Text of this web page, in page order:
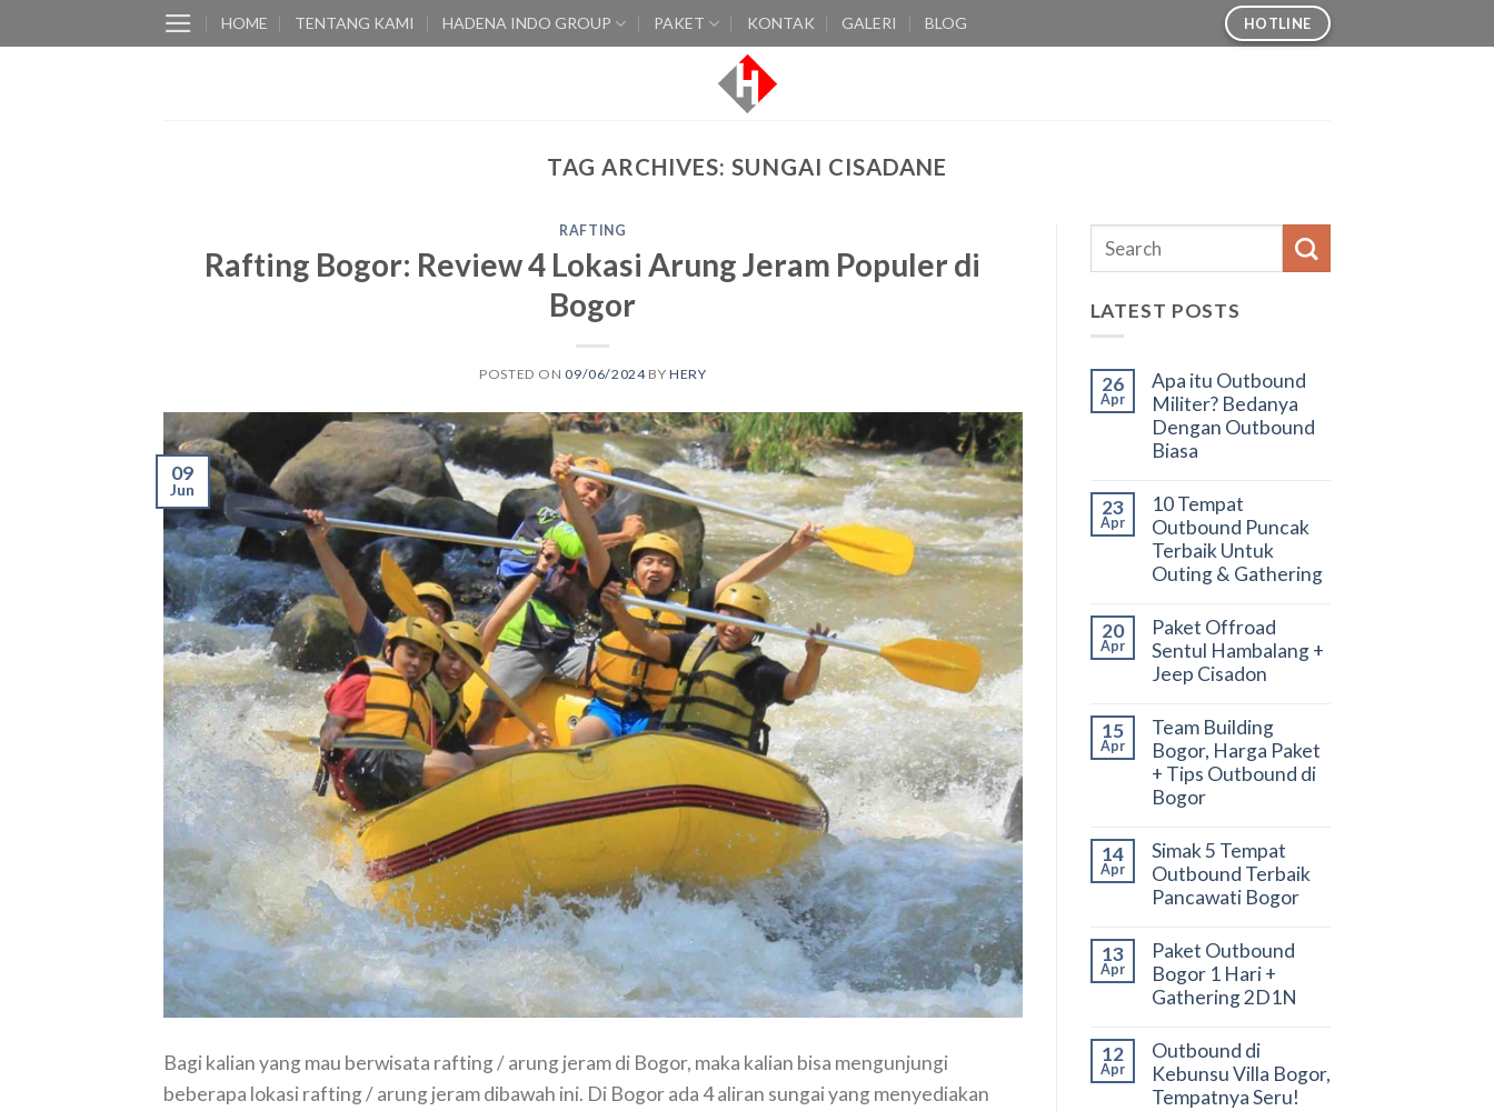
to
HOME TENTANG KAMI HADENA INDO GROUP PAKET KONTAK GALERI BLOG HOTLINE
TAG ARCHIVES:SUNGAI CISADANE
RAFTING
Rafting Bogor: Review 4 Lokasi Arung Jeram Populer di
Bogor
POSTED ON09/06/2024BY HERY
09
Jun
Bagi kalian yang mau berwisata rafting / arung jeram di Bogor, maka kalian bisa mengunjungi
beberapa lokasi rafting / arung jeram dibawah ini. Di Bogor ada 4 aliran sungai yang menyediakan
LATEST POSTS
26
Apr
Apa itu Outbound
Militer? Bedanya
Dengan Outbound
Biasa
23
Apr
10 Tempat
Outbound Puncak
Terbaik Untuk
Outing & Gathering
20
Apr
Paket Offroad
Sentul Hambalang +
Jeep Cisadon
15
Apr
Team Building
Bogor, Harga Paket
+ Tips Outbound di
Bogor
14
Apr
Simak 5 Tempat
Outbound Terbaik
Pancawati Bogor
13
Apr
Paket Outbound
Bogor 1 Hari +
Gathering 2D1N
12
Apr
Outbound di
Kebunsu Villa Bogor,
Tempatnya Seru!